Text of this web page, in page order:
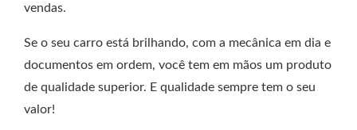
vendas.
Se o seu carro está brilhando, com a mecânica em dia e
documentos em ordem, você tem em mãos um produto
de qualidade superior. E qualidade sempre tem o seu
valor!